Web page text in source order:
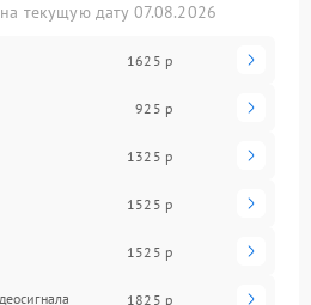
текущую дату 07.08.2026
1625 р
925 р
1325 р
1525 р
1525 р
1825 р